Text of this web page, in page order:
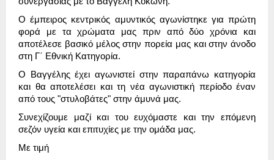
Ο έμπειρος κεντρικός αμυντικός αγωνίστηκε για πρώτη
φορά με τα χρώματα μας πριν από δύο χρόνια και
αποτέλεσε βασικό μέλος στην πορεία μας και στην άνοδο
στη Γ΄ Εθνική Κατηγορία.
Ο Βαγγέλης έχει αγωνιστεί στην παραπάνω κατηγορία
και θα αποτελέσει και τη νέα αγωνιστική περίοδο έναν
από τους "στυλοβάτες" στην άμυνά μας.
Συνεχίζουμε μαζί και του ευχόμαστε και την επόμενη
σεζόν υγεία και επιτυχίες με την ομάδα μας.
Με τιμή